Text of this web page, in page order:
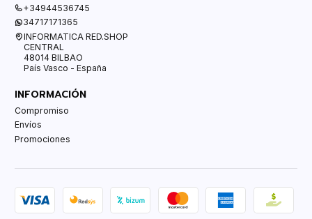
+34944536745
34717171365
INFORMATICA RED.SHOP
CENTRAL
48014 BILBAO
País Vasco - España
INFORMACIÓN
Compromiso
Envíos
Promociones